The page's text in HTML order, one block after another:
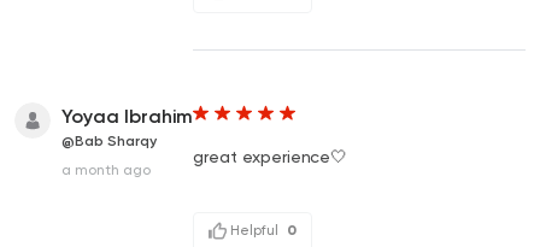
Yoyaa Ibrahim
@Bab Sharqy
a month ago
great experience🤍
Helpful 0